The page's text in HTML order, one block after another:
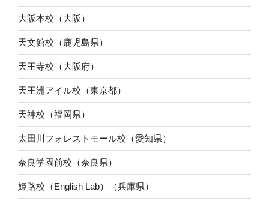
大阪本校（大阪）
天文館校（鹿児島県）
天王寺校（大阪府）
天王洲アイル校（東京都）
天神校（福岡県）
太田川フォレストモール校（愛知県）
奈良学園前校（奈良県）
姫路校（English Lab）（兵庫県）